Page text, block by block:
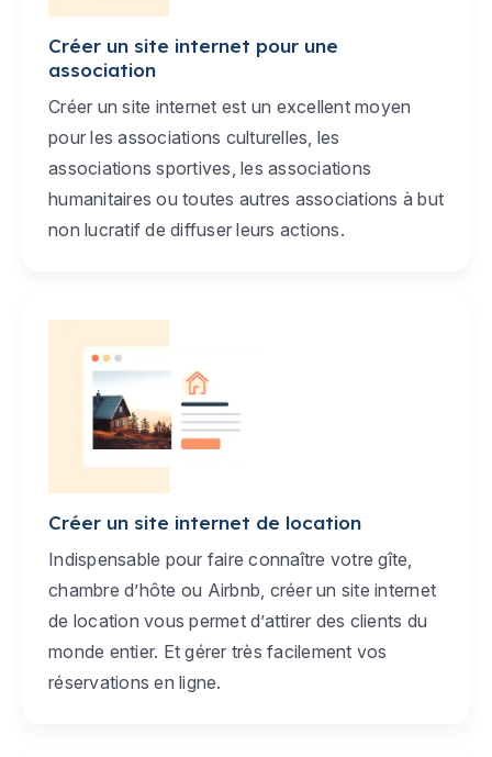
Créer un site internet pour une
association
Créer un site internet est un excellent moyen
pour les associations culturelles, les
associations sportives, les associations
humanitaires ou toutes autres associations à but
non lucratif de diffuser leurs actions.
Créer un site internet de location
Indispensable pour faire connaître votre gîte,
chambre d’hôte ou Airbnb, créer un site internet
de location vous permet d’attirer des clients du
monde entier. Et gérer très facilement vos
réservations en ligne.